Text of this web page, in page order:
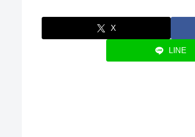
X
LINE